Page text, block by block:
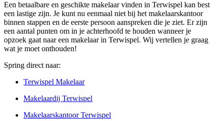
Een betaalbare en geschikte makelaar vinden in Terwispel kan best
een lastige zijn. Je kunt nu eenmaal niet bij het makelaarskantoor
binnen stappen en de eerste persoon aanspreken die je ziet. Er zijn
een aantal punten om in je achterhoofd te houden wanneer je
opzoek gaat naar een makelaar in Terwispel. Wij vertellen je graag
wat je moet onthouden!
Spring direct naar:
Terwispel Makelaar
Makelaardij Terwispel
Makelaarskantoor Terwispel